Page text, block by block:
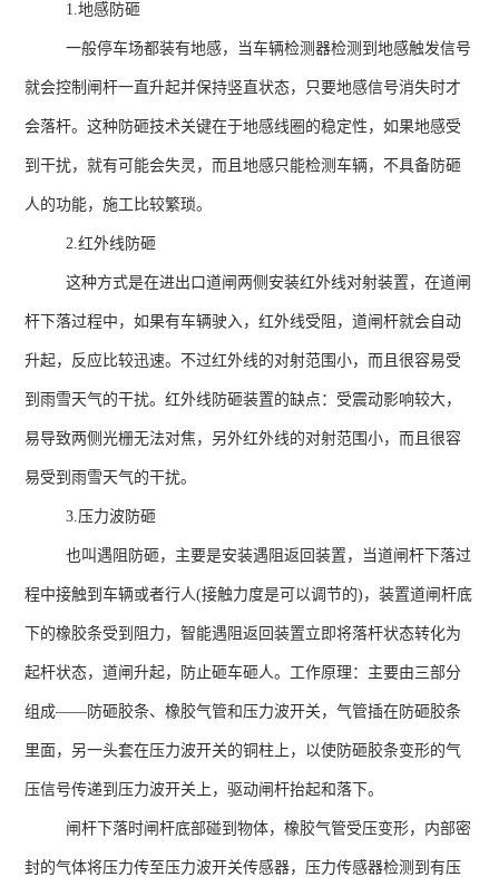
1.地感防砸
一般停车场都装有地感，当车辆检测器检测到地感触发信号
就会控制闸杆一直升起并保持竖直状态，只要地感信号消失时才
会落杆。这种防砸技术关键在于地感线圈的稳定性，如果地感受
到干扰，就有可能会失灵，而且地感只能检测车辆，不具备防砸
人的功能，施工比较繁琐。
2.红外线防砸
这种方式是在进出口道闸两侧安装红外线对射装置，在道闸
杆下落过程中，如果有车辆驶入，红外线受阻，道闸杆就会自动
升起，反应比较迅速。不过红外线的对射范围小，而且很容易受
到雨雪天气的干扰。红外线防砸装置的缺点：受震动影响较大，
易导致两侧光栅无法对焦，另外红外线的对射范围小，而且很容
易受到雨雪天气的干扰。
3.压力波防砸
也叫遇阻防砸，主要是安装遇阻返回装置，当道闸杆下落过
程中接触到车辆或者行人(接触力度是可以调节的) ，装置道闸杆底
下的橡胶条受到阻力，智能遇阻返回装置立即将落杆状态转化为
起杆状态，道闸升起，防止砸车砸人。工作原理：主要由三部分
组成——防砸胶条、橡胶气管和压力波开关，气管插在防砸胶条
里面，另一头套在压力波开关的铜柱上，以使防砸胶条变形的气
压信号传递到压力波开关上，驱动闸杆抬起和落下。
闸杆下落时闸杆底部碰到物体，橡胶气管受压变形，内部密
封的气体将压力传至压力波开关传感器，压力传感器检测到有压